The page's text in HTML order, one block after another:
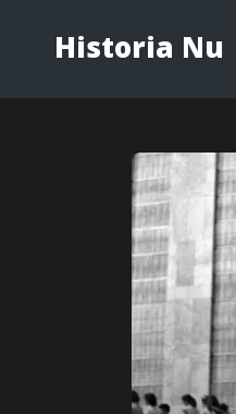
Historia Nu